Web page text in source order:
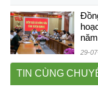
29-
TIN CÙNG